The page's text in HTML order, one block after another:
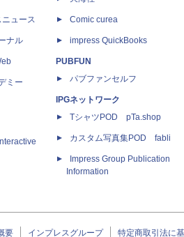
ュース
ナル
ミー
Comic curea
impress QuickBooks
PUBFUN
パブファンセルフ
IPGネットワーク
TシャツPOD pTa.shop
カスタム写真集POD fabli
Impress Group Publication
Information
要 インプレスグループ 特定商取引法に